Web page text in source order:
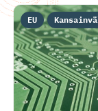
EU